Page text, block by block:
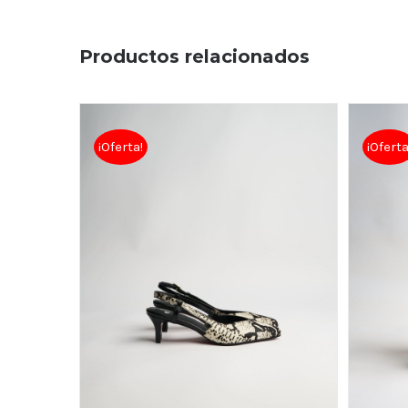
Productos relacionados
¡Oferta!